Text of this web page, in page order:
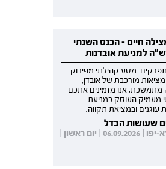
חיים - הכנס השנתי
למניעת אובדנות
מסע קהילתי מפירוק
מציאות מורכבת של אובדן,
מתמשכת, אנו מזמינים אתכם
מעמיק העוסק במניעת
עוגנים ובמציאת תקווה.
שעושות הבדל
האקדמית ת"א-יפו | 06.09.2026 | יום ראשון |